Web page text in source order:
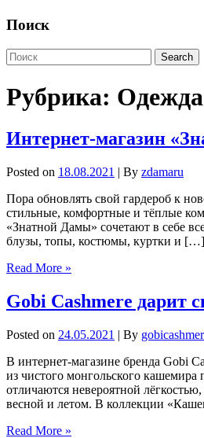
Поиск
Рубрика:
Интернет-магазин
Posted on 18.08.2021 | By zdamaru
Пора обновлять свой гардероб к
стильные, комфортные и тёплые
«Знатной Дамы» сочетают в себе
блузы, топы, костюмы, куртки и […]
Read More »
Gobi Cashmere
Posted on 24.05.2021 | By
В интернет-магазине бренда Gobi
из чистого монгольского
отличаются невероятной
весной и летом. В коллекции
Read More »